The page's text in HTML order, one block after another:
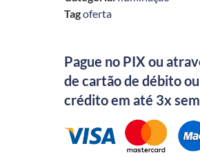
Tagoferta
Pague no PIX ou
de cartão de débito ou
crédito em até 3x